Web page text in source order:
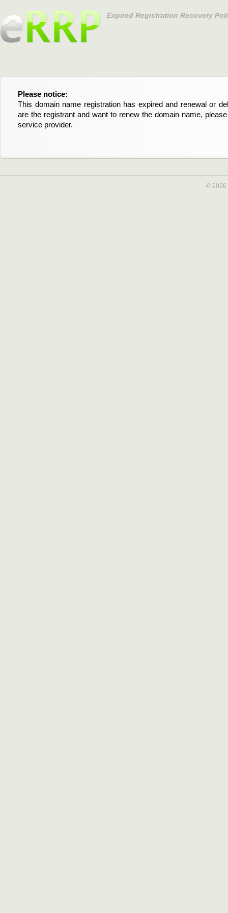
Expired Registration Recovery
Please notice:
This domain name registration has expired and renewal or
are the registrant and want to renew the domain name,
service provider.
Bitte beachten Sie:
Diese Domainregistrierung ist abgelaufen und die
Domain stehen an. Wenn Sie der Registrant sind und
verlängern möchten, kontaktieren Sie bitte Ihren Service-
© 2026